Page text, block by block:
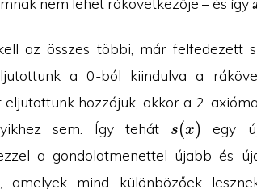
az összes többi, már felfedezett
a 0-ból kiindulva a
hozzájuk, akkor a 2.
sem. Így tehát s(x)
s(x) egy
a gondolatmenettel újabb és
amelyek mind különbözőek